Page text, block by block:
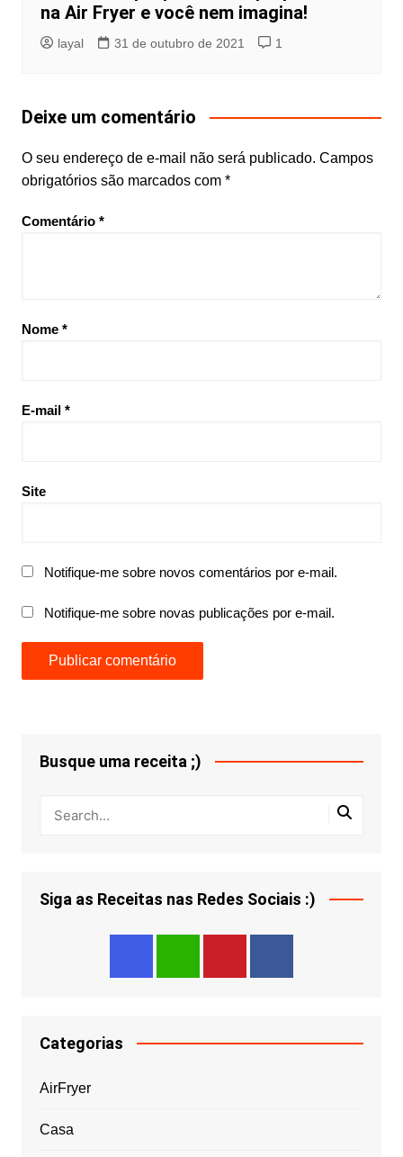
na Air Fryer e você nem imagina!
layal 31 de outubro de 2021 1
Deixe um comentário
O seu endereço de e-mail não será publicado. Campos
obrigatórios são marcados com *
Comentário *
Nome *
E-mail *
Site
Notifique-me sobre novos comentários por e-mail.
Notifique-me sobre novas publicações por e-mail.
Busque uma receita ;)
Siga as Receitas nas Redes Sociais :)
Categorias
AirFryer
Casa